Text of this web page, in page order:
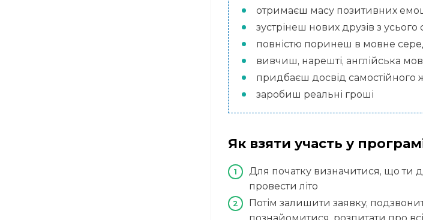
отримаєш масу позитивних
зустрінеш нових друзів з усього
повністю поринеш в мовне
вивчиш, нарешті, англійська
придбаєш досвід самостійного
заробиш реальні гроші
Як взяти участь у
Для початку визначитися, що ти
провести літо
Потім залишити заявку,